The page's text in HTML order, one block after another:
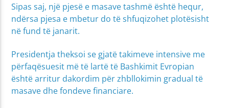
Sipas saj, një pjesë e masave tashmë është hequr,
ndërsa pjesa e mbetur do të shfuqizohet plotësisht
në fund të janarit.
Presidentja theksoi se gjatë takimeve intensive me
përfaqësuesit më të lartë të Bashkimit Evropian
është arritur dakordim për zhbllokimin gradual të
masave dhe fondeve financiare.